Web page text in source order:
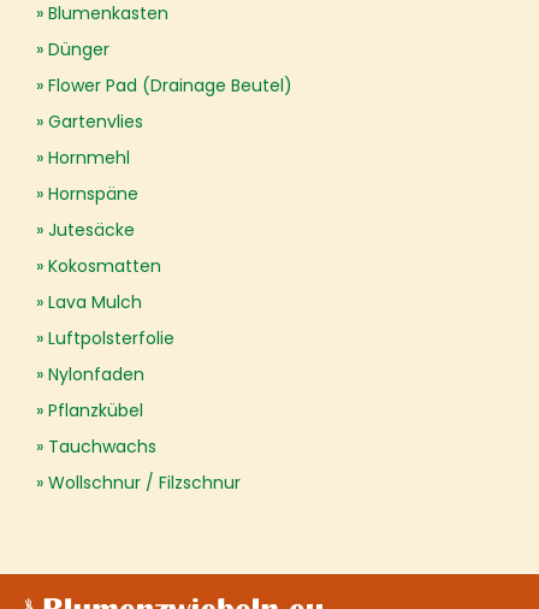
Blumenkasten
Dünger
Flower Pad (Drainage Beutel)
Gartenvlies
Hornmehl
Hornspäne
Jutesäcke
Kokosmatten
Lava Mulch
Luftpolsterfolie
Nylonfaden
Pflanzkübel
Tauchwachs
Wollschnur / Filzschnur